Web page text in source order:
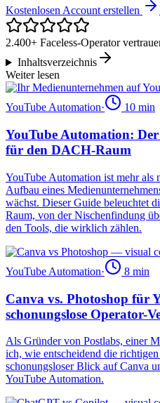
Kostenlosen Account erstellen
2.400+ Faceless-Operator
Inhaltsverzeichnis
Weiter lesen
YouTube Automation· 10 min
YouTube Automation:
für den DACH-Raum
YouTube Automation ist mehr als
Aufbau eines
wächst. Dieser Guide beleuchtet
Raum, von der Nischenfindung
den Tools, die wirklich zählen.
YouTube Automation· 8 min
Canva vs. Photoshop für
schonungslose Operator-
Als Gründer von Postlabs, einer
ich, wie entscheidend die
schonungsloser Blick auf Canva
YouTube Automation.